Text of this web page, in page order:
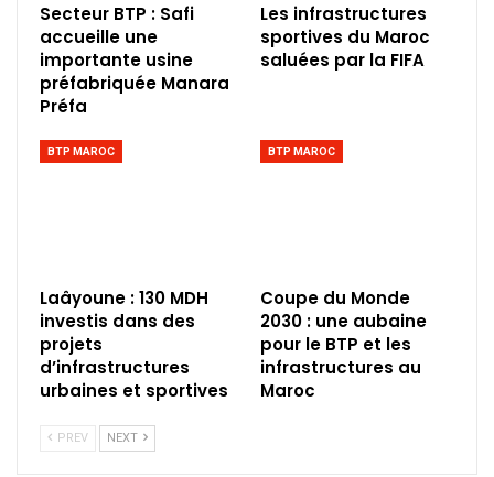
Secteur BTP : Safi
accueille une
importante usine
préfabriquée Manara
Préfa
Les infrastructures
sportives du Maroc
saluées par la FIFA
BTP MAROC
Laâyoune : 130 MDH
investis dans des
projets
d’infrastructures
urbaines et sportives
BTP MAROC
Coupe du Monde
2030 : une aubaine
pour le BTP et les
infrastructures au
Maroc
PREV NEXT